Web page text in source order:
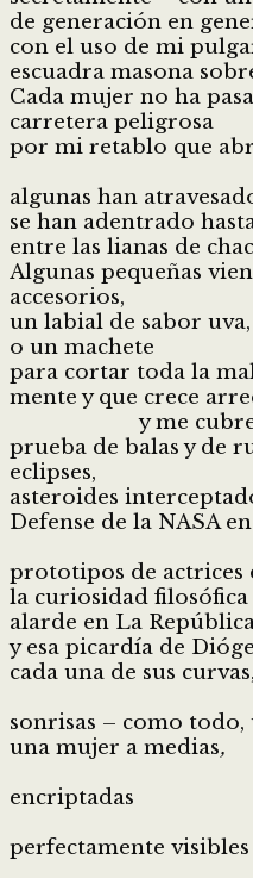
de generación en
con el uso de mi
escuadra masona
Cada mujer no ha
carretera peligrosa
por mi retablo que
en
algunas han
se han adentrado
entre las lianas de
Algunas pequeñas
accesorios,
un labial de sabor uva,
o un machete
para cortar toda la
mente y que crece
y me cubre
prueba de balas y de
eclipses,
asteroides
Defense de la NASA
Son
prototipos de actrices
la curiosidad filosófica
alarde en La
y esa picardía de
cada una de sus curvas,
y de sus
sonrisas – como todo,
una mujer a medias,
encriptadas
y
perfectamente